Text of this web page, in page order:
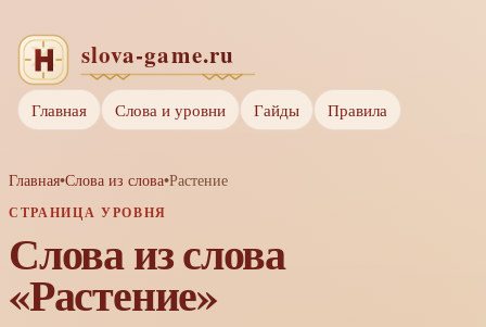
Главная Слова и уровни Гайды Правила
Главная•Слова из слова•Растение
СТРАНИЦА УРОВНЯ
Слова из слова
«Растение»